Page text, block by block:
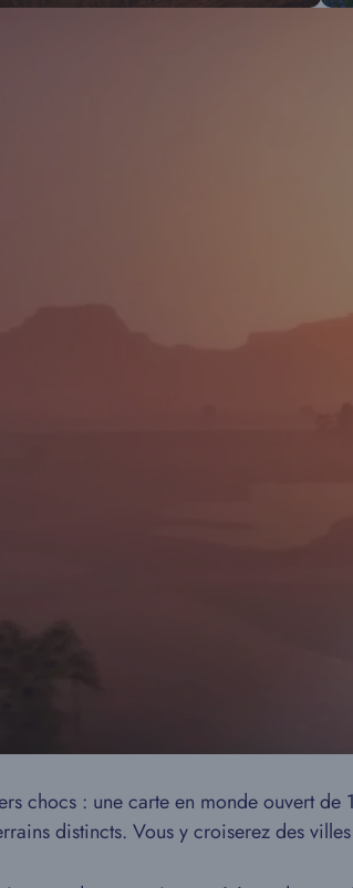
chocs : une carte en monde ouvert
distincts. Vous y croiserez des